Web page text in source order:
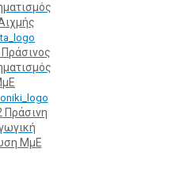
Πράσινη
ΜμΕ